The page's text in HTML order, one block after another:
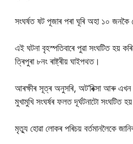
সংঘৰ্ষত ষট পূজাৰ পৰা ঘূৰি অহা ১০
এই ঘটনা বৃহস্পতিবাৰে পুৱা সংঘটিত হয়
ত্ৰিপুৰা ৮নং ৰাষ্ট্ৰীয় ঘাইপথত।
আৰক্ষীৰ সূত্ৰ অনুসৰি, অট’ৰিক্সা আৰু এখন
মুখামুখি সংঘৰ্ষৰ ফলত দূৰ্ঘটনাটো সংঘটিত
মৃত্যু হোৱা লোকৰ পৰিচয় বৰ্তমানলৈকে